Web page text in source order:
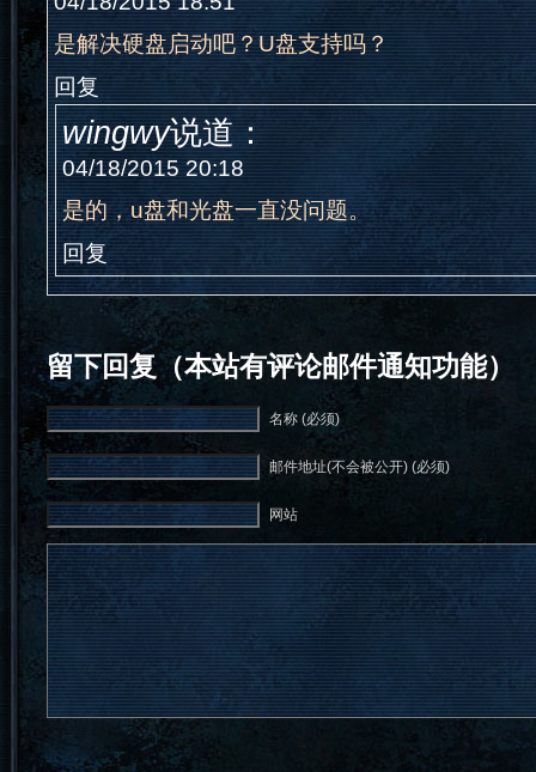
是解决硬盘启动吧？U盘支持吗？
回复
wingwy说道：
04/18/2015 20:18
是的，u盘和光盘一直没问题。
回复
留下回复（本站有评论邮件通知功能）
名称 (必须)
邮件地址(不会被公开) (必须)
网站